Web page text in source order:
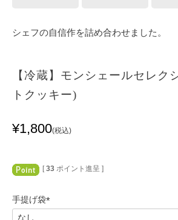
シェフの自信作を詰め合わせました。
【冷蔵】モンシェールセレク
トクッキー)
¥1,800 税込
[ 33 ポイント進呈 ]
手提げ袋